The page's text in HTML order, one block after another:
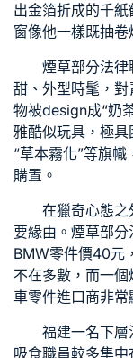
出金箔折成的千
窗像他一樣既抽卷
煙草部分法
甜、外型時髦，
物被design成“奶
雅酷似玩具，極具
“草本霧化”等旗
購置。
在獵奇心態
要緣由。煙草部
BMW零件價40元
不在多數，而一
車零件進口商非常
福建一名下
吸食職員較多集